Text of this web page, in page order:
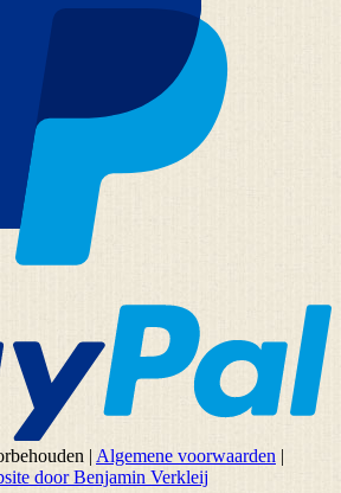
| Algemene voorwaarden |
door Benjamin Verkleij